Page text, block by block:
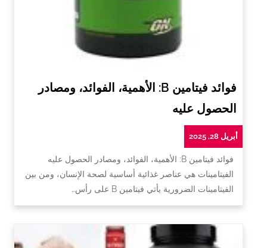
فوائد فيتامين B: الأهمية، الفوائد، ومصادر
الحصول عليه
أبريل 28, 2025
فوائد فيتامين B: الأهمية، الفوائد، ومصادر الحصول عليه
الفيتامينات هي عناصر غذائية أساسية لصحة الإنسان، ومن بين
الفيتامينات الضرورية يأتي فيتامين B على رأس…